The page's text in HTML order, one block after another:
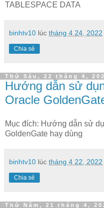
TABLESPACE DATA
binhtv10 lúc tháng 4 24, 2022
Chia sẻ
Thứ Sáu, 22 tháng 4,
Hướng dẫn sử
Oracle
Mục đích: Hướng dẫn sử
GoldenGate hay dùng
binhtv10 lúc tháng 4 22, 2022
Chia sẻ
Thứ Năm, 21 tháng 4,